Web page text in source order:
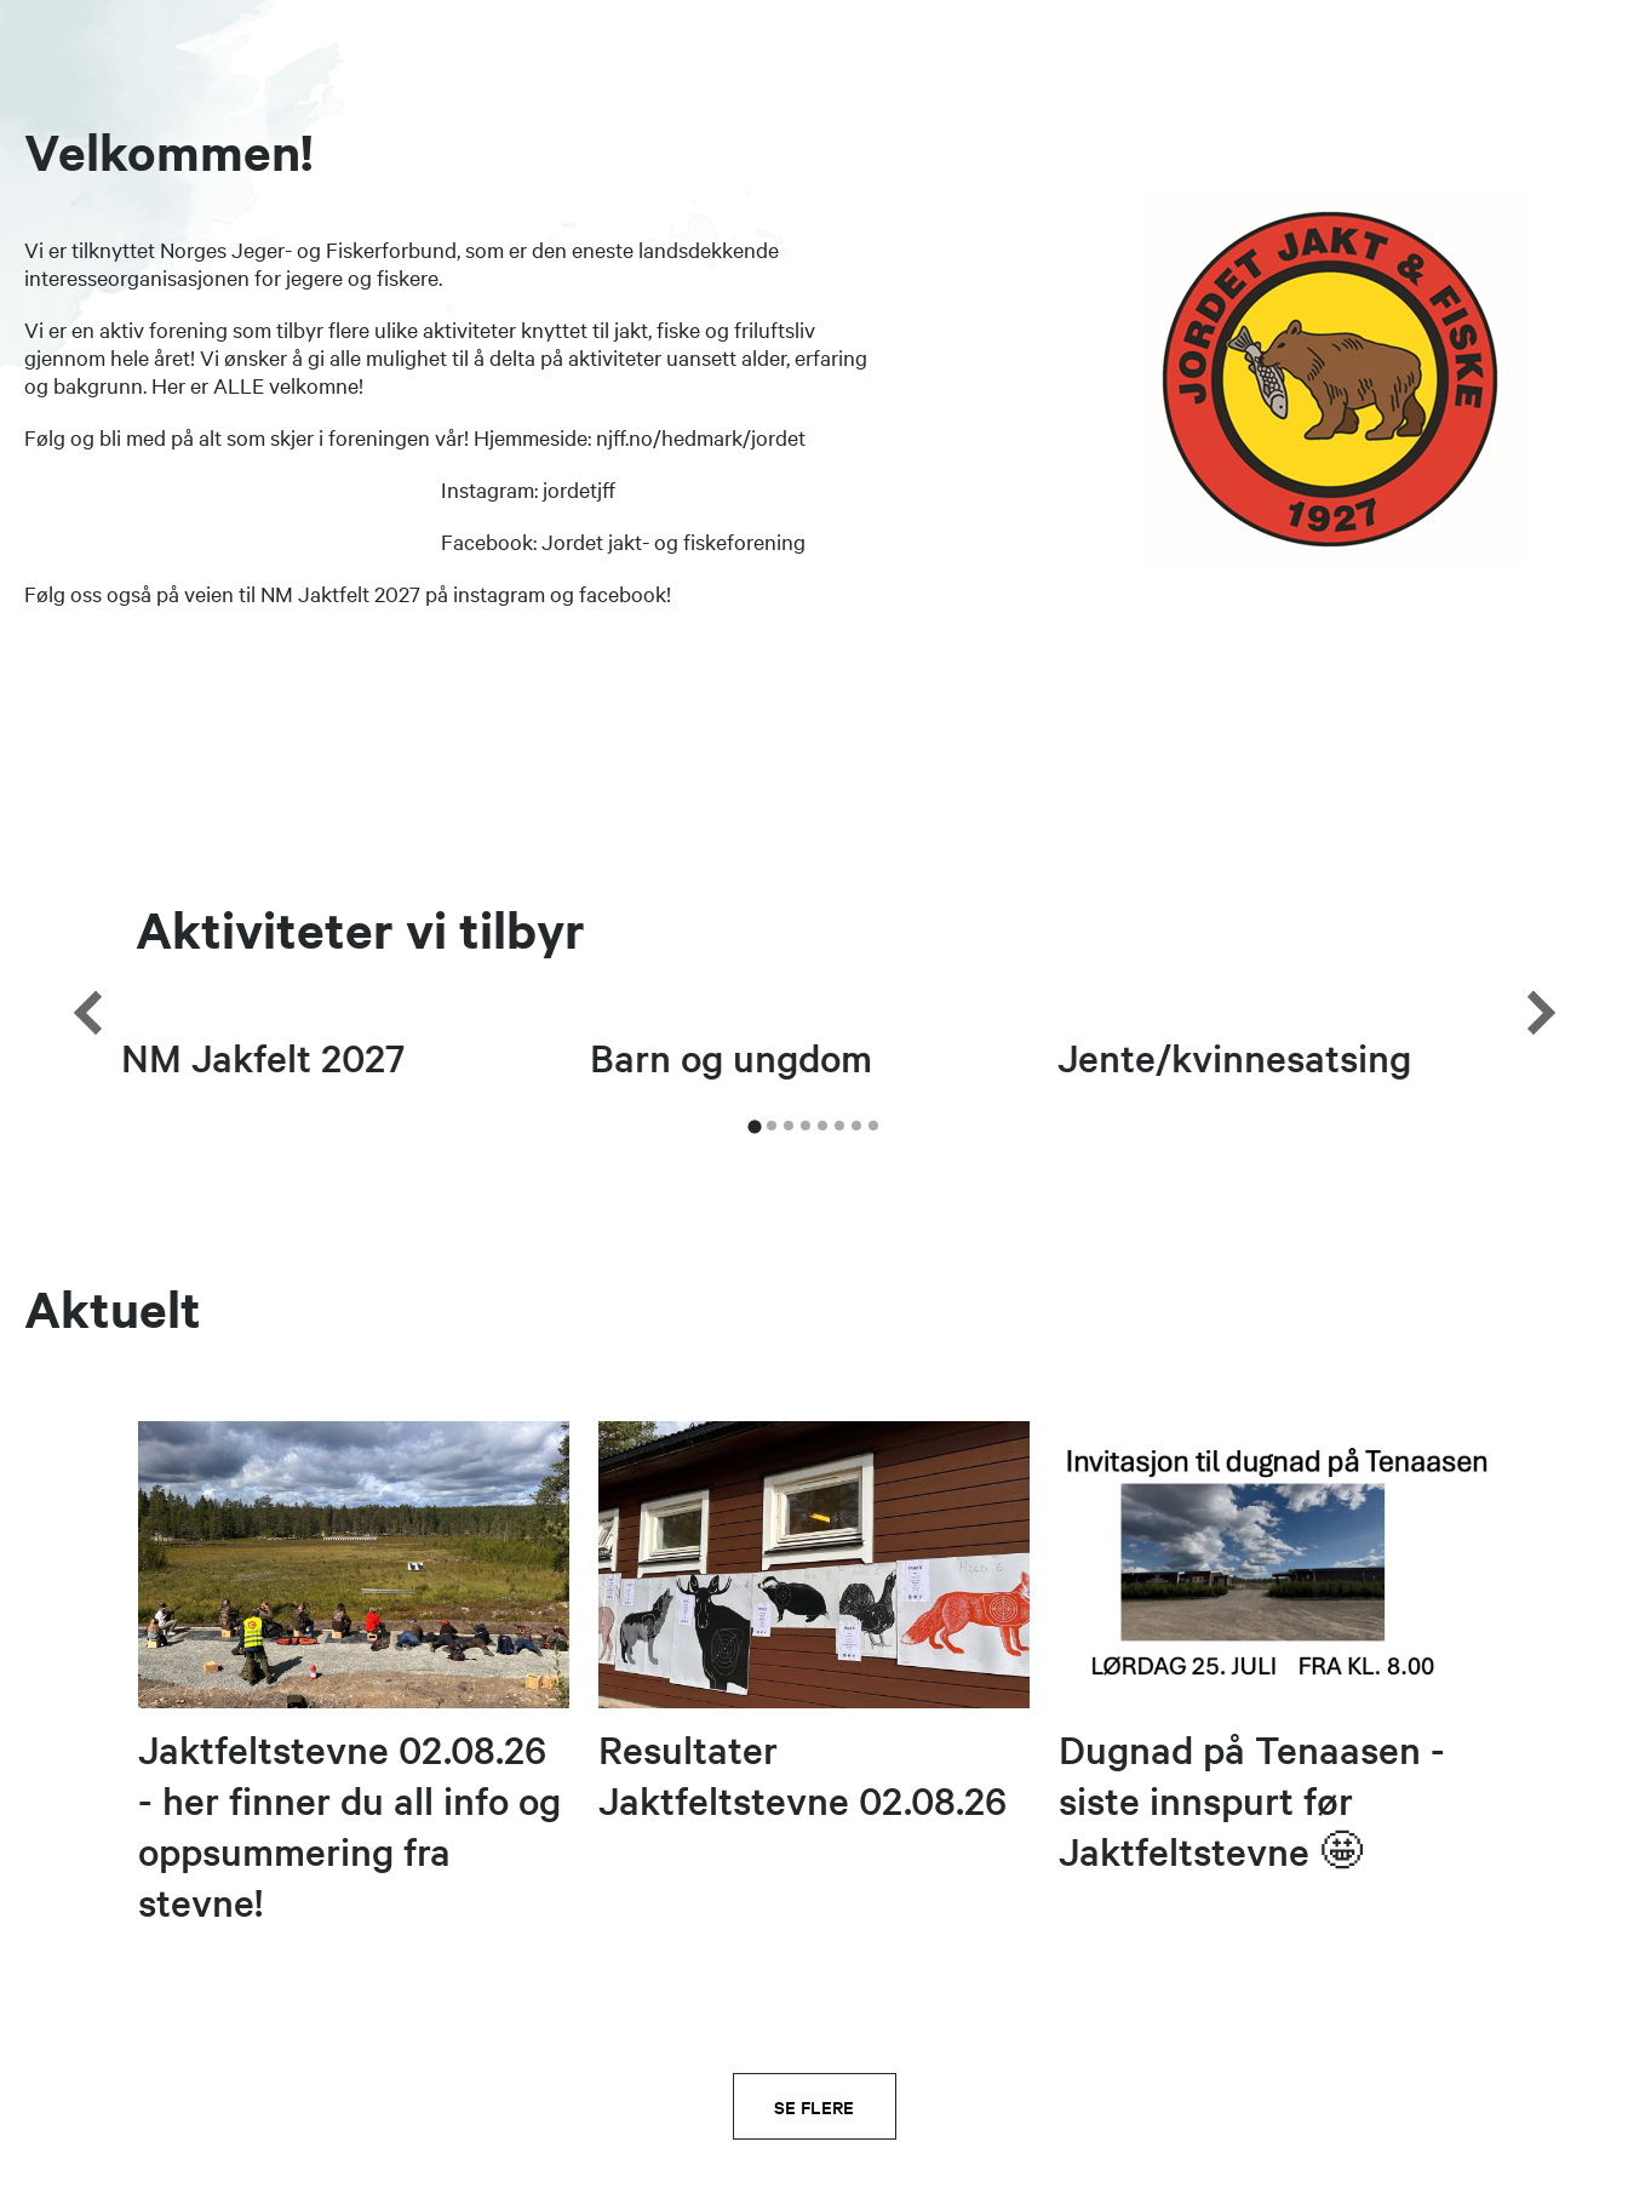
Velkommen!
Vi er tilknyttet Norges Jeger- og Fiskerforbund, som er den eneste landsdekkende
interesseorganisasjonen for jegere og fiskere.
Vi er en aktiv forening som tilbyr flere ulike aktiviteter knyttet til jakt, fiske og friluftsliv
gjennom hele året! Vi ønsker å gi alle mulighet til å delta på aktiviteter uansett alder, erfaring
og bakgrunn. Her er ALLE velkomne!
Følg og bli med på alt som skjer i foreningen vår! Hjemmeside: njff.no/hedmark/jordet
Instagram: jordetjff
Facebook: Jordet jakt- og fiskeforening
Følg oss også på veien til NM Jaktfelt 2027 på instagram og facebook!
Aktiviteter vi tilbyr
NM Jakfelt 2027 Barn og ungdom Jente/kvinnesatsing
Aktuelt
Jaktfeltstevne 02.08.26
- her finner du all info og
oppsummering fra
stevne!
Resultater
Jaktfeltstevne 02.08.26
Dugnad på Tenaasen -
siste innspurt før
Jaktfeltstevne 🤩
SE FLERE